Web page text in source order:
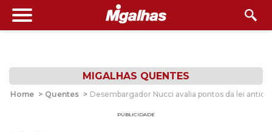
MIGALHAS QUENTES
Home > Quentes > Desembargador Nucci avalia pontos da lei
PUBLICIDADE